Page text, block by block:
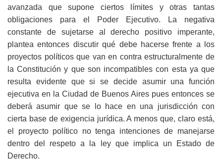
avanzada que supone ciertos límites y otras tantas
obligaciones para el Poder Ejecutivo. La negativa
constante de sujetarse al derecho positivo imperante,
plantea entonces discutir qué debe hacerse frente a los
proyectos políticos que van en contra estructuralmente de
la Constitución y que son incompatibles con esta ya que
resulta evidente que si se decide asumir una función
ejecutiva en la Ciudad de Buenos Aires pues entonces se
deberá asumir que se lo hace en una jurisdicción con
cierta base de exigencia jurídica. A menos que, claro está,
el proyecto político no tenga intenciones de manejarse
dentro del respeto a la ley que implica un Estado de
Derecho.